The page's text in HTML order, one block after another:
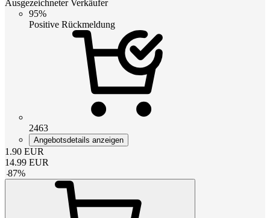
Ausgezeichneter Verkäufer
95%
Positive Rückmeldung
2463
Angebotsdetails anzeigen
1.90 EUR
14.99 EUR
-87%